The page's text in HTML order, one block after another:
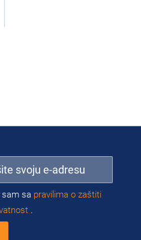
sam sa pravilima o zaštiti
.